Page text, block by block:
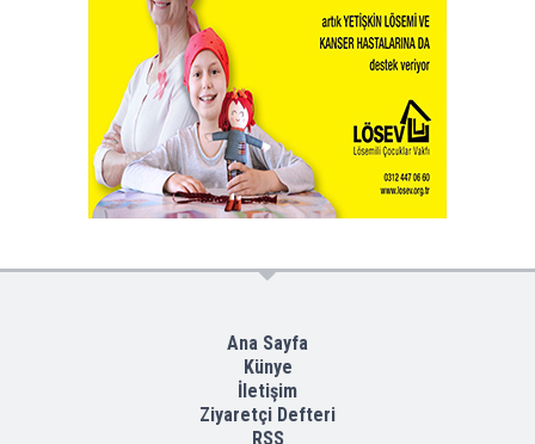
Ana Sayfa
Künye
İletişim
Ziyaretçi Defteri
RSS